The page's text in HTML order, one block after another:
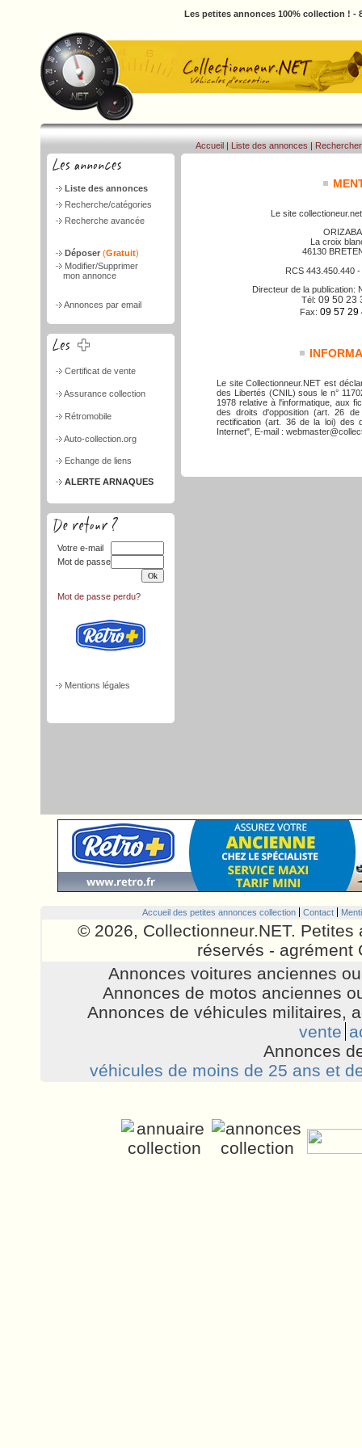
Les petites annonces 100% collection ! -
Liste des annonces
Recherche/catégories
Recherche avancée
Déposer (Gratuit)
Modifier/Supprimer
mon annonce
Annonces par email
Certificat de vente
Assurance collection
Rétromobile
Auto-collection.org
Echange de liens
ALERTE ARNAQUES
Votre e-mail
Mot de passe
Mot de passe perdu?
Mentions légales
Accueil | Liste des annonces | Rechercher
Le site
ORIZABA
La croix
46130
RCS 443.450.440
Directeur de la publication:
Tél: 09 50 23
Fax: 09 57 29
Le site Collectionneur.NET est
des Libertés (CNIL) sous le n°
1978 relative à l'informatique, aux
des droits d'opposition (art. 26
rectification (art. 36 de la loi) des
Internet", E-mail :
Accueil des petites annonces collection Contact
© 2026, Collectionneur.NET.
réservés - agrément
Annonces voitures anciennes
Annonces de motos anciennes
Annonces de véhicules militaires,
vente
Annonces
véhicules de moins de 25 ans et